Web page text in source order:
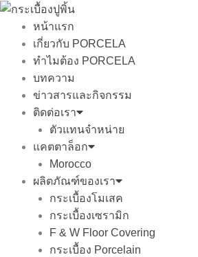
Skip
content
หน้าแรก
เกี่ยวกับ PORCELA
ทำไมต้อง PORCELA
บทความ
ข่าวสารและกิจกรรม
ติดต่อเรา
ตัวแทนจำหน่าย
แคตตาล็อก
Morocco
ผลิตภัณฑ์ของเรา
กระเบื้องโมเสค
กระเบื้องเซรามิก
F & W Floor Covering
กระเบื้อง Porcelain